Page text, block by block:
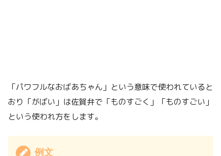
「パワフルなおばあちゃん」という意味で使われていると
おり「がばい」は佐賀弁で「ものすごく」「ものすごい」
という使われ方をします。
例文